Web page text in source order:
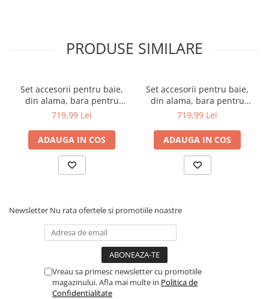
PRODUSE SIMILARE
Set accesorii pentru baie,
din alama, bara pentru
prosoape, suport hartie
din sticla, sapuniera din
sticla, agatatoare dubla,
suport pentru prosop
maini, Argintiu, 6 piese
719,99 Lei
ADAUGA IN COS
Set accesorii pentru baie,
din alama, bara pentru
prosoape, suport hartie
din sticla, sapuniera din
sticla, agatatoare dubla,
suport pentru prosop
maini, Negru, 6 piese
719,99 Lei
ADAUGA IN COS
Newsletter Nu rata ofertele si promotiile noastre
Vreau sa primesc newsletter cu promotiile
magazinului. Afla mai multe in Politica de
Confidentialitate